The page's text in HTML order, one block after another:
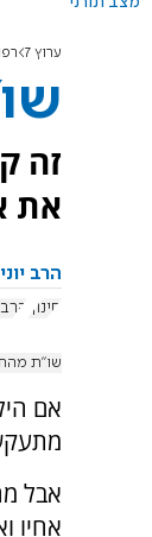
ערוץ 7
זה
את
הרב
חינוך הרב
שו"ת
אם
אבל
אחיו